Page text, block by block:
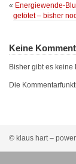
« Energiewende-
getötet – bisher
Keine
Bisher gibt es keine
Die
© klaus hart –